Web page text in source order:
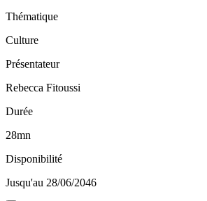
Thématique
Culture
Présentateur
Rebecca Fitoussi
Durée
28mn
Disponibilité
Jusqu'au 28/06/2046